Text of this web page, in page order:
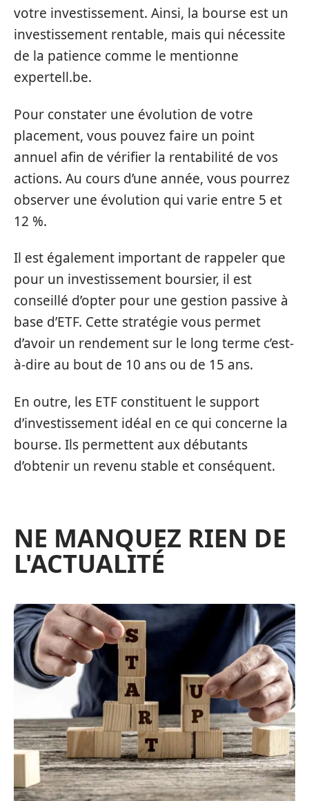
votre investissement. Ainsi, la bourse est un
investissement rentable, mais qui nécessite
de la patience comme le mentionne
expertell.be.
Pour constater une évolution de votre
placement, vous pouvez faire un point
annuel afin de vérifier la rentabilité de vos
actions. Au cours d’une année, vous pourrez
observer une évolution qui varie entre 5 et
12 %.
Il est également important de rappeler que
pour un investissement boursier, il est
conseillé d’opter pour une gestion passive à
base d’ETF. Cette stratégie vous permet
d’avoir un rendement sur le long terme c’est-
à-dire au bout de 10 ans ou de 15 ans.
En outre, les ETF constituent le support
d’investissement idéal en ce qui concerne la
bourse. Ils permettent aux débutants
d’obtenir un revenu stable et conséquent.
NE MANQUEZ RIEN DE
L'ACTUALITÉ